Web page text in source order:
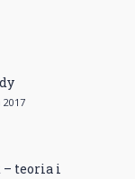
2017
– teoria i